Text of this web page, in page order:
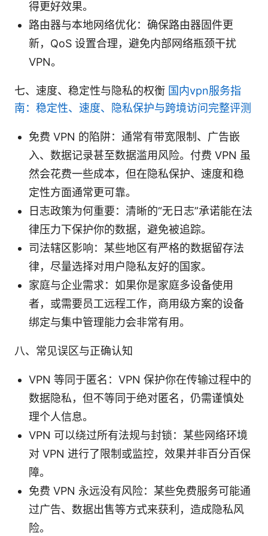
得更好效果。
路由器与本地网络优化：确保路由器固件更
新，QoS 设置合理，避免内部网络瓶颈干扰
VPN。
七、速度、稳定性与隐私的权衡 国内vpn服务指
南：稳定性、速度、隐私保护与跨境访问完整评测
免费 VPN 的陷阱：通常有带宽限制、广告嵌
入、数据记录甚至数据滥用风险。付费 VPN 虽
然会花费一些成本，但在隐私保护、速度和稳
定性方面通常更可靠。
日志政策为何重要：清晰的“无日志”承诺能在法
律压力下保护你的数据，避免被追踪。
司法辖区影响：某些地区有严格的数据留存法
律，尽量选择对用户隐私友好的国家。
家庭与企业需求：如果你是家庭多设备使用
者，或需要员工远程工作，商用级方案的设备
绑定与集中管理能力会非常有用。
八、常见误区与正确认知
VPN 等同于匿名：VPN 保护你在传输过程中的
数据隐私，但不等同于绝对匿名，仍需谨慎处
理个人信息。
VPN 可以绕过所有法规与封锁：某些网络环境
对 VPN 进行了限制或监控，效果并非百分百保
障。
免费 VPN 永远没有风险：某些免费服务可能通
过广告、数据出售等方式来获利，造成隐私风
险。